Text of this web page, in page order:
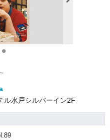
ル水戸シルバーイン2F